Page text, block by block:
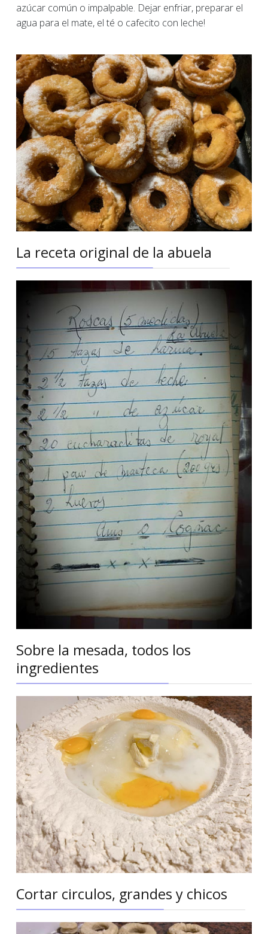
azúcar común o impalpable. Dejar enfriar, preparar el
agua para el mate, el té o cafecito con leche!
La receta original de la abuela
Sobre la mesada, todos los
ingredientes
Cortar circulos, grandes y chicos